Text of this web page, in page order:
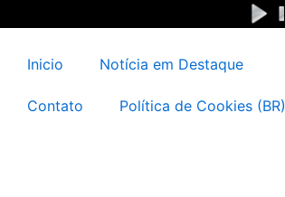
Inicio Notícia em Destaque
Contato Política de Cookies (BR)